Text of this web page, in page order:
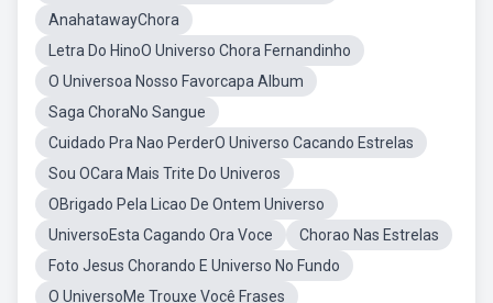
AnahatawayChora
Letra Do HinoO Universo Chora Fernandinho
O Universoa Nosso Favorcapa Album
Saga ChoraNo Sangue
Cuidado Pra Nao PerderO Universo Cacando Estrelas
Sou OCara Mais Trite Do Univeros
OBrigado Pela Licao De Ontem Universo
UniversoEsta Cagando Ora Voce
Chorao Nas Estrelas
Foto Jesus Chorando E Universo No Fundo
O UniversoMe Trouxe Você Frases